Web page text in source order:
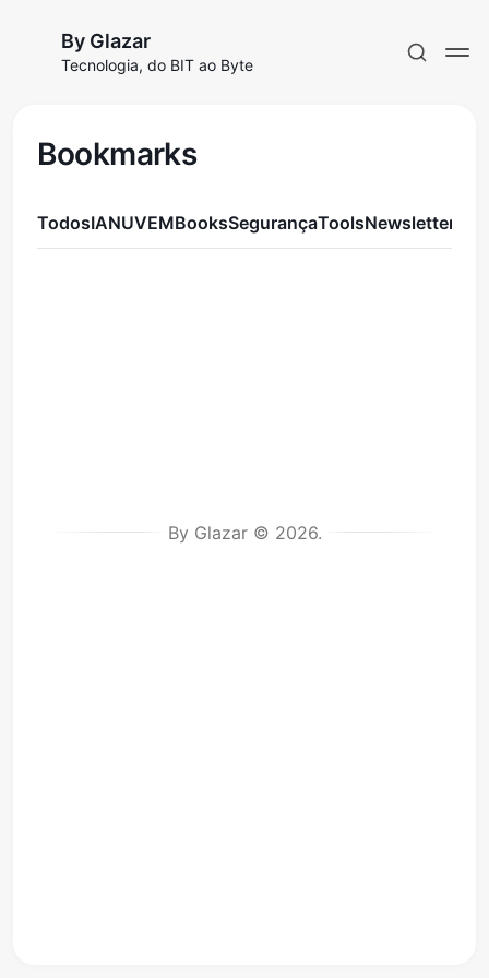
By Glazar
Tecnologia, do BIT ao Byte
Assinar
Bookmarks
TodosIANUVEMBooksSegurançaToolsNewsletter
By Glazar © 2026.